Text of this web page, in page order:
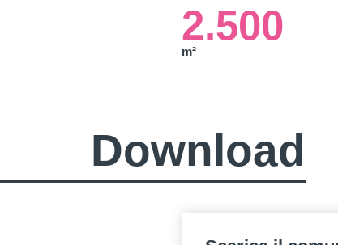
2.500
m²
Download